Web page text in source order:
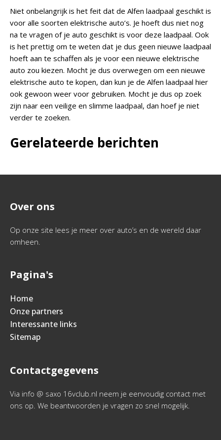
Niet onbelangrijk is het feit dat de Alfen laadpaal geschikt is
voor alle soorten elektrische auto’s. Je hoeft dus niet nog
na te vragen of je auto geschikt is voor deze laadpaal. Ook
is het prettig om te weten dat je dus geen nieuwe laadpaal
hoeft aan te schaffen als je voor een nieuwe elektrische
auto zou kiezen. Mocht je dus overwegen om een nieuwe
elektrische auto te kopen, dan kun je de Alfen laadpaal hier
ook gewoon weer voor gebruiken. Mocht je dus op zoek
zijn naar een veilige en slimme laadpaal, dan hoef je niet
verder te zoeken.
Gerelateerde berichten
Over ons
Op onze site lees je meer over auto’s en de wereld daar
omheen.
Pagina's
Home
Onze partners
Interessante links
Sitemap
Contactgegevens
Via info @ saxo 16vclub.nl neem je eenvoudig contact met
ons op. We beantwoorden je vragen zo snel mogelijk.